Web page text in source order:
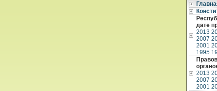
дате
2013
2007
2001
1995
2013
2007
2001